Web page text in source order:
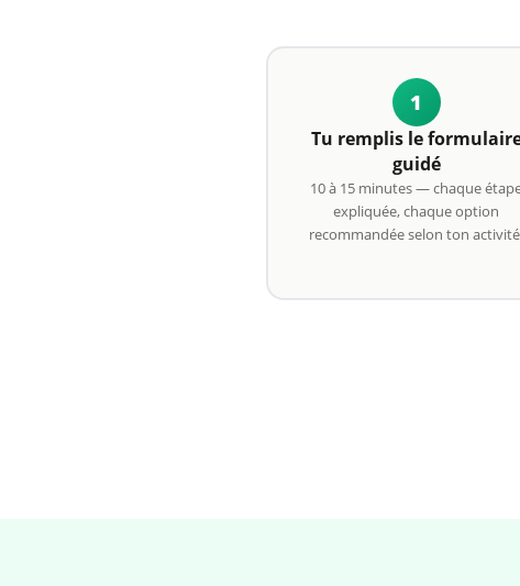
1
Tu remplis le
guidé
10 à 15 minutes — chaque
expliquée, chaque option
recommandée selon ton